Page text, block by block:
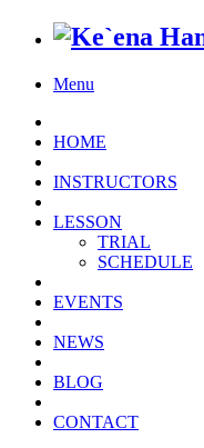
Menu
HOME
INSTRUCTORS
LESSON
TRIAL
SCHEDULE
EVENTS
NEWS
BLOG
CONTACT